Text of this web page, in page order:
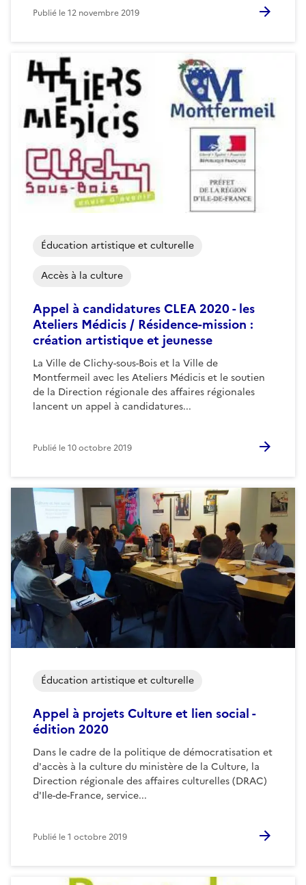
Publié le12 novembre 2019
Appel à candidatures CLEA 2020 - les
Ateliers Médicis / Résidence-mission :
création artistique et jeunesse
La Ville de Clichy-sous-Bois et la Ville de
Montfermeil avec les Ateliers Médicis et le soutien
de la Direction régionale des affaires régionales
lancent un appel à candidatures...
Éducation artistique et culturelle
Accès à la culture
Publié le10 octobre 2019
Appel à projets Culture et lien social -
édition 2020
Dans le cadre de la politique de démocratisation et
d'accès à la culture du ministère de la Culture, la
Direction régionale des affaires culturelles (DRAC)
d'Ile-de-France, service...
Éducation artistique et culturelle
Publié le1 octobre 2019